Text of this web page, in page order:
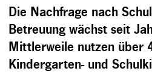
Die Nachfrage nach
Betreuung wächst seit
Mittlerweile nutzen über
Kindergarten- und